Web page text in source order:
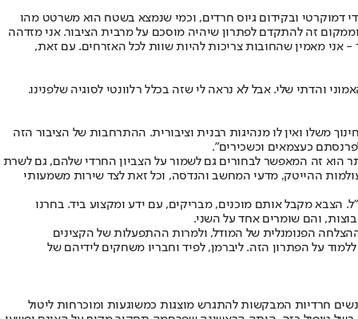
דמוקרטי ובקידום גיוס חרדים, וכמי שנמצא בשטח הוא משרטט מהו
זה להתקדם לפתרון שיהיה מוסכם על מרבית הציבור. אני מזדהה
אני מאמין שהחובות צריכות להיות שוות לכל האזרחים. עם זאת,
והדתי שלי. אבל לא נראה לי שזה בכלל רלוונטי לסוגיה שלפנינו.
משלו ואין לו מנהיגות רבנית וציבורית. ההתרחבות של הציבור הזה
כעצמאים וכשכירים".
הוא זה המאפשר לבחורים גם לשמור על הצביון החרדי שלהם, גם לשרת
ההייטק, מדעי המחשב והנדסה, וכל זאת לצד שירות משמעותי
גרוס, "בגיל 21 הם מתמיינים ליחידות הטכנולוגיות של צה"ל. הצבא מקבל אותם מוכנים, מבריקים, עם ידע ומקצוע ביד. בחרנו
והם שומרים אחד על השני.
ההצלחה הפנומנלית של המודל, ולמרות ההתפעלות של הקצינים
על הפתרון הזה. ליברמן, לפיד וחבריו משחקים לידיהם של
חרדיות המבקשות להתגרש מוצגות כמשוגעות ומוכרחות ליטול